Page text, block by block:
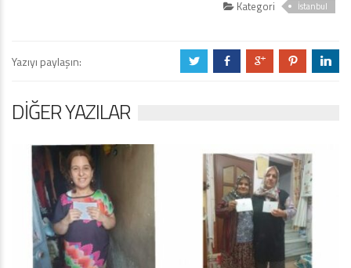
Kategori İstanbul
Yazıyı paylaşın: a b c d j
DIĞER YAZILAR